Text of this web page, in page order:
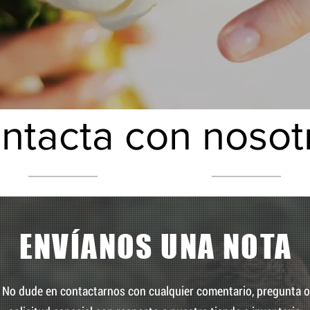
con
ENVÍANOS UNA NOTA
No dude en contactarnos con cualquier comentario, pregunta o